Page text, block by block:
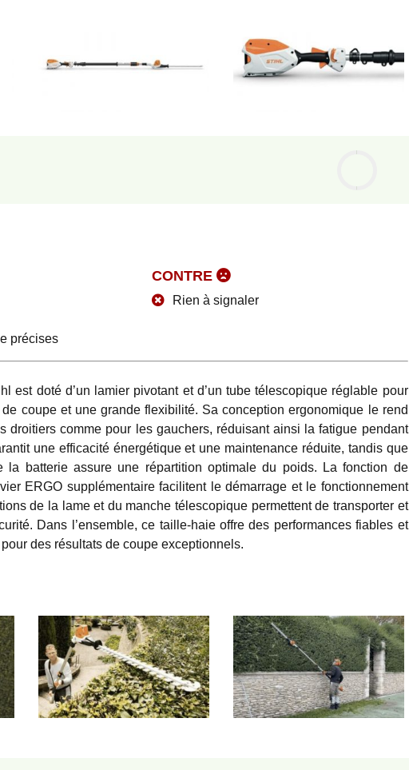
avis
%
précises
CONTRE
Rien à signaler
est doté d’un lamier pivotant et d’un tube télescopique réglable pour
coupe et une grande flexibilité. Sa conception ergonomique le rend
droitiers comme pour les gauchers, réduisant ainsi la fatigue pendant
une efficacité énergétique et une maintenance réduite, tandis que
la batterie assure une répartition optimale du poids. La fonction de
ERGO supplémentaire facilitent le démarrage et le fonctionnement
de la lame et du manche télescopique permettent de transporter et
Dans l’ensemble, ce taille-haie offre des performances fiables et
des résultats de coupe exceptionnels.